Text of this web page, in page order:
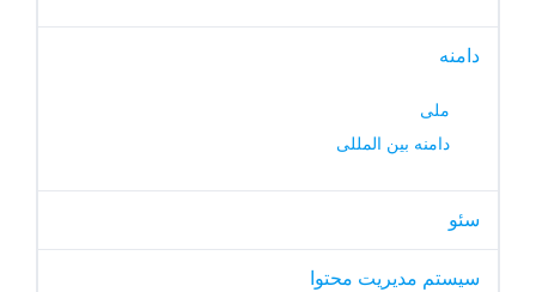
دامنه
ملی
دامنه بین المللی
سئو
سیستم مدیریت محتوا